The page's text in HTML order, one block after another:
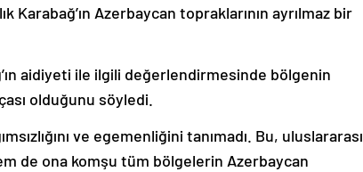
Karabağ’ın Azerbaycan topraklarının ayrılmaz bir
aidiyeti ile ilgili değerlendirmesinde bölgenin
olduğunu söyledi.
ve egemenliğini tanımadı. Bu, uluslararası
de ona komşu tüm bölgelerin Azerbaycan